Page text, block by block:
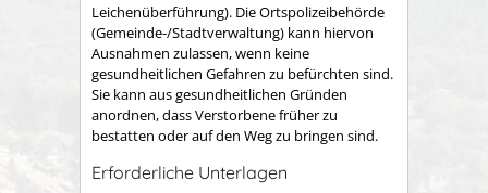
Leichenüberführung). Die Ortspolizeibehörde
(Gemeinde-/Stadtverwaltung) kann hiervon
Ausnahmen zulassen, wenn keine
gesundheitlichen Gefahren zu befürchten sind.
Sie kann aus gesundheitlichen Gründen
anordnen, dass Verstorbene früher zu
bestatten oder auf den Weg zu bringen sind.
Erforderliche Unterlagen